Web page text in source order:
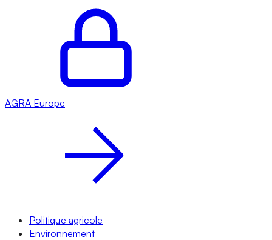
AGRA Europe
Politique agricole
Environnement